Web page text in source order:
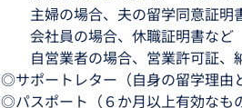
主婦の場合、夫の留学同意証明
会社員の場合、休職証明書など
自営業者の場合、営業許可証、
◎サポートレター（自身の留学理由
◎パスポート（６か月以上有効なも